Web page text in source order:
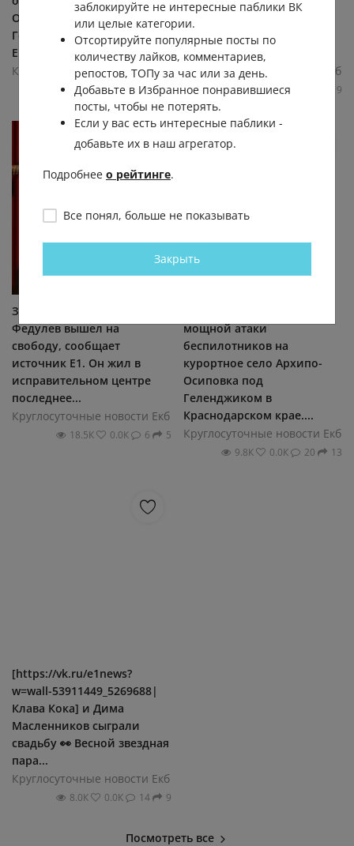
Осиповке под
Геленджиком, рассказал
E1, что... (видео)
Круглосуточные новости Екб
0.5К 0.0К 3 2
охранница накинулась на
толпу подростков. По
словам одной... (видео)
Круглосуточные новости Екб
0.6К 0.0К 9
Знаменитый рейдер Павел
Федулев вышел на
свободу, сообщает
источник E1. Он жил в
исправительном центре
последнее...
Круглосуточные новости Екб
18.5К 0.0К 6 5
мощной атаки
беспилотников на
курортное село Архипо-
Осиповка под
Геленджиком в
Краснодарском крае....
Круглосуточные новости Екб
9.8К 0.0К 20 13
[https://vk.ru/e1news?
w=wall-53911449_5269688|
Клава Кока] и Дима
Масленников сыграли
свадьбу 👀 Весной звездная
пара...
Круглосуточные новости Екб
8.0К 0.0К 14 9
Посмотреть все
заблокируйте не интересные паблики ВК
или целые категории.
Отсортируйте популярные посты по
количеству лайков, комментариев,
репостов, ТОПу за час или за день.
Добавьте в Избранное понравившиеся
посты, чтобы не потерять.
Если у вас есть интересные паблики -
добавьте их в наш агрегатор.
Подробнее о рейтинге.
Все понял, больше не показывать
Закрыть